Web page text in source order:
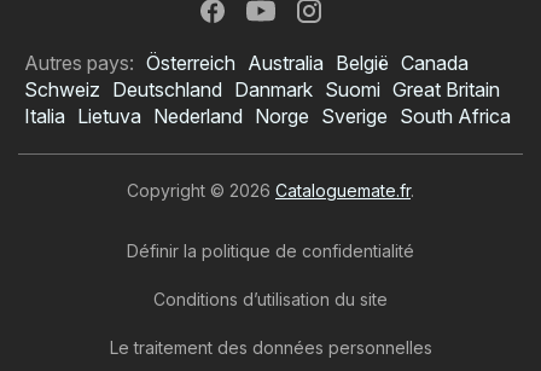
Catalogue Intermarché
Autres pays: Österreich Australia België Canada
Schweiz Deutschland Danmark Suomi Great Britain
Italia Lietuva Nederland Norge Sverige South Africa
Copyright © 2026 Cataloguemate.fr.
Définir la politique de confidentialité
Conditions d’utilisation du site
Le traitement des données personnelles